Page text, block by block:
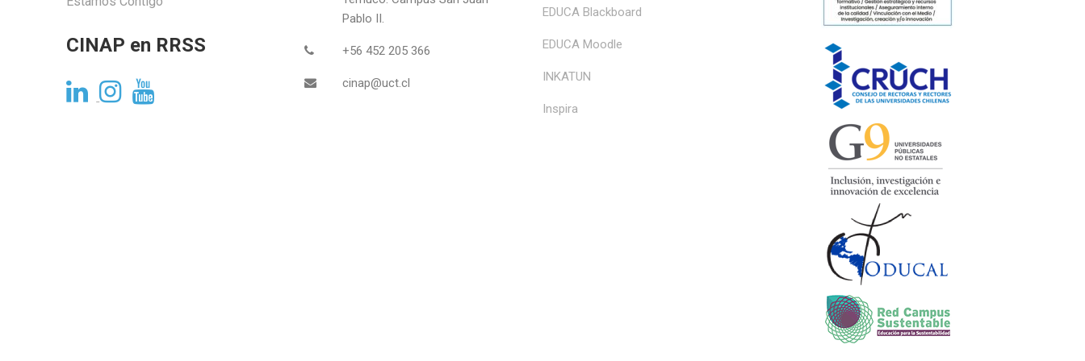
CINAP en RRSS
Pablo II.
+56 452 205 366
cinap@uct.cl
EDUCA Blackboard
EDUCA Moodle
INKATUN
Inspira